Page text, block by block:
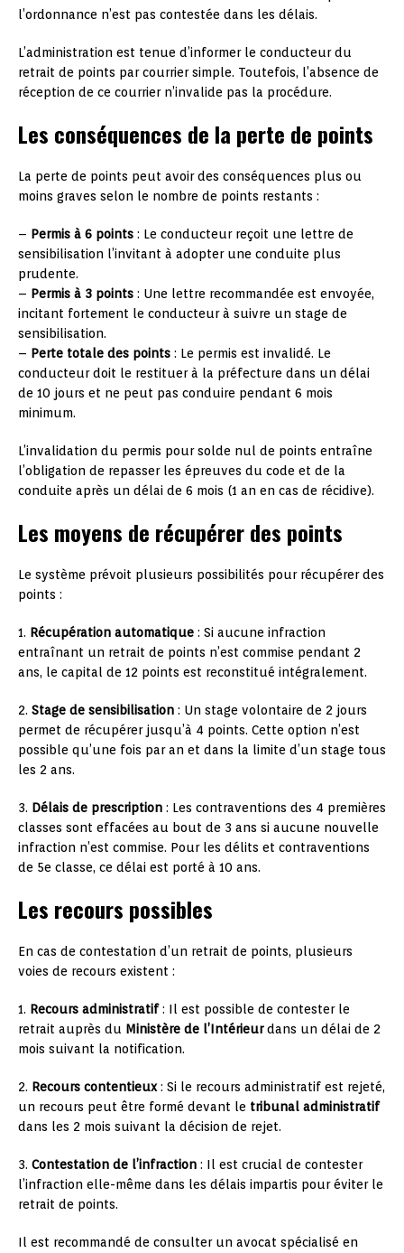
l’ordonnance n’est pas contestée dans les délais.
L’administration est tenue d’informer le conducteur du
retrait de points par courrier simple. Toutefois, l’absence de
réception de ce courrier n’invalide pas la procédure.
Les conséquences de la perte de points
La perte de points peut avoir des conséquences plus ou
moins graves selon le nombre de points restants :
– Permis à 6 points : Le conducteur reçoit une lettre de
sensibilisation l’invitant à adopter une conduite plus
prudente.
– Permis à 3 points : Une lettre recommandée est envoyée,
incitant fortement le conducteur à suivre un stage de
sensibilisation.
– Perte totale des points : Le permis est invalidé. Le
conducteur doit le restituer à la préfecture dans un délai
de 10 jours et ne peut pas conduire pendant 6 mois
minimum.
L’invalidation du permis pour solde nul de points entraîne
l’obligation de repasser les épreuves du code et de la
conduite après un délai de 6 mois (1 an en cas de récidive).
Les moyens de récupérer des points
Le système prévoit plusieurs possibilités pour récupérer des
points :
1. Récupération automatique : Si aucune infraction
entraînant un retrait de points n’est commise pendant 2
ans, le capital de 12 points est reconstitué intégralement.
2. Stage de sensibilisation : Un stage volontaire de 2 jours
permet de récupérer jusqu’à 4 points. Cette option n’est
possible qu’une fois par an et dans la limite d’un stage tous
les 2 ans.
3. Délais de prescription : Les contraventions des 4 premières
classes sont effacées au bout de 3 ans si aucune nouvelle
infraction n’est commise. Pour les délits et contraventions
de 5e classe, ce délai est porté à 10 ans.
Les recours possibles
En cas de contestation d’un retrait de points, plusieurs
voies de recours existent :
1. Recours administratif: Il est possible de contester le
retrait auprès du Ministère de l’Intérieurdans un délai de 2
mois suivant la notification.
2. Recours contentieux: Si le recours administratif est rejeté,
un recours peut être formé devant le tribunal administratif
dans les 2 mois suivant la décision de rejet.
3. Contestation de l’infraction : Il est crucial de contester
l’infraction elle-même dans les délais impartis pour éviter le
retrait de points.
Il est recommandé de consulter un avocat spécialisé en